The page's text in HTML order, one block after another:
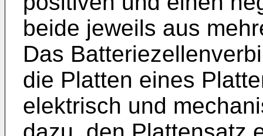
beide jeweils aus
Das
die Platten eines
elektrisch und